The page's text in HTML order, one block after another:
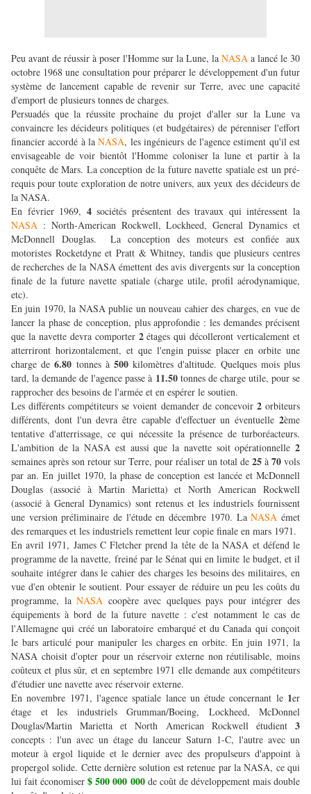
Peu avant de réussir à poser l'Homme sur la Lune, la NASA a lancé le 30
octobre 1968 une consultation pour préparer le développement d'un futur
système de lancement capable de revenir sur Terre, avec une capacité
d'emport de plusieurs tonnes de charges.
Persuadés que la réussite prochaine du projet d'aller sur la Lune va
convaincre les décideurs politiques (et budgétaires) de pérenniser l'effort
financier accordé à laNASA, les ingénieurs de l'agence estiment qu'il est
envisageable de voir bientôt l'Homme coloniser la lune et partir à la
conquête de Mars. La conception de la future navette spatiale est un pré-
requis pour toute exploration de notre univers, aux yeux des décideurs de
la NASA.
En février 1969, 4sociétés présentent des travaux qui intéressent la
NASA : North-American Rockwell, Lockheed, General Dynamics et
McDonnell Douglas. La conception des moteurs est confiée aux
motoristes Rocketdyne et Pratt & Whitney, tandis que plusieurs centres
de recherches de la NASA émettent des avis divergents sur la conception
finale de la future navette spatiale (charge utile, profil aérodynamique,
etc).
En juin 1970, la NASA publie un nouveau cahier des charges, en vue de
lancer la phase de conception, plus approfondie : les demandes précisent
que la navette devra comporter 2étages qui décolleront verticalement et
atterriront horizontalement, et que l'engin puisse placer en orbite une
charge de 6.80 tonnes à 500 kilomètres d'altitude. Quelques mois plus
tard, la demande de l'agence passe à 11.50tonnes de charge utile, pour se
rapprocher des besoins de l'armée et en espérer le soutien.
Les différents compétiteurs se voient demander de concevoir 2orbiteurs
différents, dont l'un devra être capable d'effectuer un éventuelle 2ème
tentative d'atterrissage, ce qui nécessite la présence de turboréacteurs.
L'ambition de la NASA est aussi que la navette soit opérationnelle 2
semaines après son retour sur Terre, pour réaliser un total de 25 à 70vols
par an. En juillet 1970, la phase de conception est lancée et McDonnell
Douglas (associé à Martin Marietta) et North American Rockwell
(associé à General Dynamics) sont retenus et les industriels fournissent
une version préliminaire de l'étude en décembre 1970. LaNASA émet
des remarques et les industriels remettent leur copie finale en mars 1971.
En avril 1971, James C Fletcher prend la tête de la NASA et défend le
programme de la navette, freiné par le Sénat qui en limite le budget, et il
souhaite intégrer dans le cahier des charges les besoins des militaires, en
vue d'en obtenir le soutient. Pour essayer de réduire un peu les coûts du
programme, laNASA coopère avec quelques pays pour intégrer des
équipements à bord de la future navette : c'est notamment le cas de
l'Allemagne qui créé un laboratoire embarqué et du Canada qui conçoit
le bars articulé pour manipuler les charges en orbite. En juin 1971, la
NASA choisit d'opter pour un réservoir externe non réutilisable, moins
coûteux et plus sûr, et en septembre 1971 elle demande aux compétiteurs
d'étudier une navette avec réservoir externe.
En novembre 1971, l'agence spatiale lance un étude concernant le 1er
étage et les industriels Grumman/Boeing, Lockheed, McDonnel
Douglas/Martin Marietta et North American Rockwell étudient 3
concepts : l'un avec un étage du lanceur Saturn 1-C, l'autre avec un
moteur à ergol liquide et le dernier avec des propulseurs d'appoint à
propergol solide. Cette dernière solution est retenue par la NASA, ce qui
lui fait économiser$ 500 000 000de coût de développement mais double